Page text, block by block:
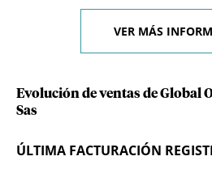
VER MÁS
Evolución de ventas de Global
Sas
ÚLTIMA FACTURACIÓN